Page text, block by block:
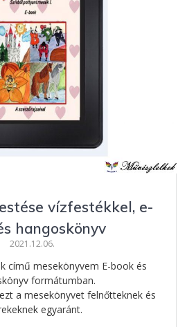
vízfestékkel, e-
hangoskönyv
2021.12.06.
című mesekönyvem E-book és
formátumban.
a mesekönyvet felnőtteknek és
egyaránt.